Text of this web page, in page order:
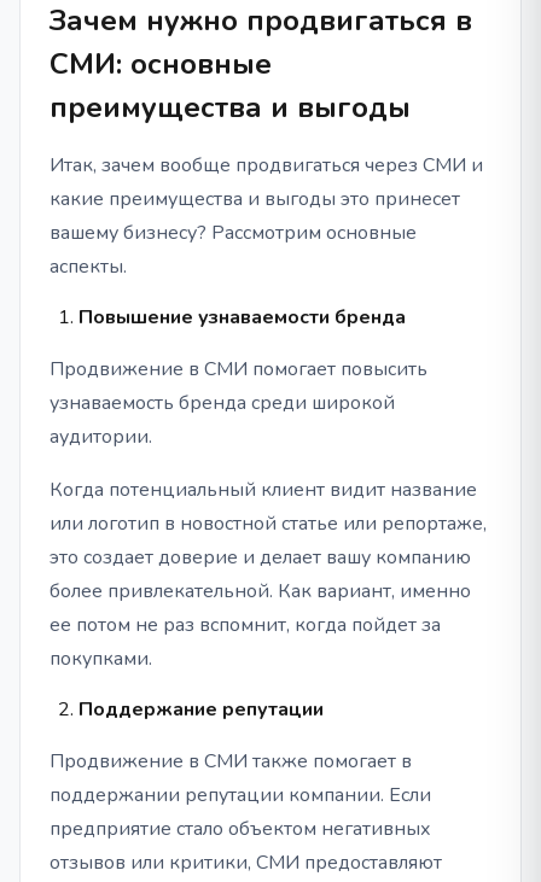
Зачем нужно продвигаться в
СМИ: основные
преимущества и выгоды
Итак, зачем вообще продвигаться через СМИ и
какие преимущества и выгоды это принесет
вашему бизнесу? Рассмотрим основные
аспекты.
Повышение узнаваемости бренда
Продвижение в СМИ помогает повысить
узнаваемость бренда среди широкой
аудитории.
Когда потенциальный клиент видит название
или логотип в новостной статье или репортаже,
это создает доверие и делает вашу компанию
более привлекательной. Как вариант, именно
ее потом не раз вспомнит, когда пойдет за
покупками.
Поддержание репутации
Продвижение в СМИ также помогает в
поддержании репутации компании. Если
предприятие стало объектом негативных
отзывов или критики, СМИ предоставляют